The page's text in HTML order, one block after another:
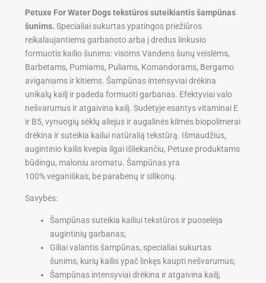
Petuxe For Water Dogs tekstūros suteikiantis šampūnas
šunims. Specialiai sukurtas ypatingos priežiūros
reikalaujantiems garbanoto arba į dredus linkusio
formuotis kailio šunims: visoms Vandens šunų veislėms,
Barbetams, Pumiams, Puliams, Komandorams, Bergamo
aviganiams ir kitiems. Šampūnas intensyviai drėkina
unikalų kailį ir padeda formuoti garbanas. Efektyviai valo
nešvarumus ir atgaivina kailį. Sudėtyje esantys vitaminai E
ir B5, vynuogių sėklų aliejus ir augalinės kilmės biopolimerai
drėkina ir suteikia kailui natūralią tekstūrą. Išmaudžius,
augintinio kailis kvepia ilgai išliekančiu, Petuxe produktams
būdingu, maloniu aromatu. Šampūnas yra
100% veganiškas, be parabenų ir silikonų.
Savybės:
Šampūnas suteikia kailiui tekstūros ir puoselėja
augintinių garbanas;
Giliai valantis šampūnas, specialiai sukurtas
šunims, kurių kailis ypač linkęs kaupti nešvarumus;
Šampūnas intensyviai drėkina ir atgaivina kailį;